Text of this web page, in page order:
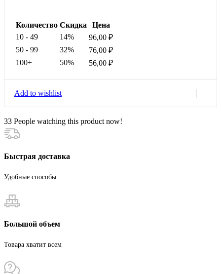
игла,
Количество Скидка
Цена
10 - 49
14% 96,00 ₽
50 - 99
32% 76,00 ₽
100+
50% 56,00 ₽
Add to wishlist
33 People watching this product now!
Быстрая доставка
Удобные способы
Большой объем
Товара хватит всем